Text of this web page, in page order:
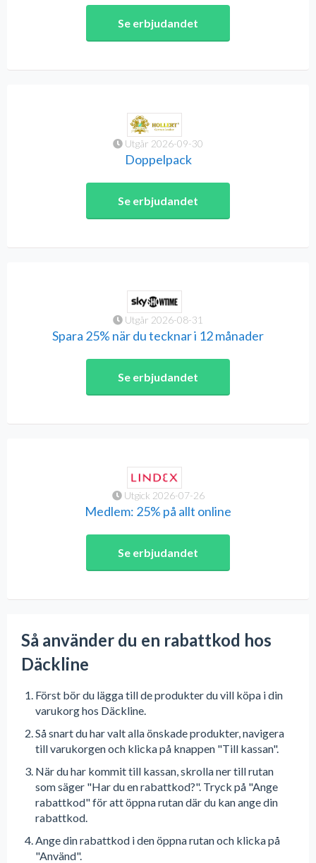
Se erbjudandet
Utgår 2026-09-30
Doppelpack
Se erbjudandet
Utgår 2026-08-31
Spara 25% när du tecknar i 12 månader
Se erbjudandet
Utgick 2026-07-26
Medlem: 25% på allt online
Se erbjudandet
Så använder du en rabattkod hos
Däckline
Först bör du lägga till de produkter du vill köpa i din
varukorg hos Däckline.
Så snart du har valt alla önskade produkter, navigera
till varukorgen och klicka på knappen "Till kassan".
När du har kommit till kassan, skrolla ner till rutan
som säger "Har du en rabattkod?". Tryck på "Ange
rabattkod" för att öppna rutan där du kan ange din
rabattkod.
Ange din rabattkod i den öppna rutan och klicka på
"Använd".